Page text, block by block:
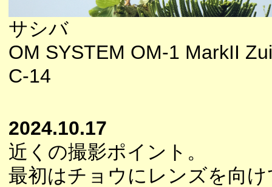
サシバ
OM SYSTEM OM-1 MarkII
C-14
2024.10.17
近くの撮影ポイント。
最初はチョウにレンズを向